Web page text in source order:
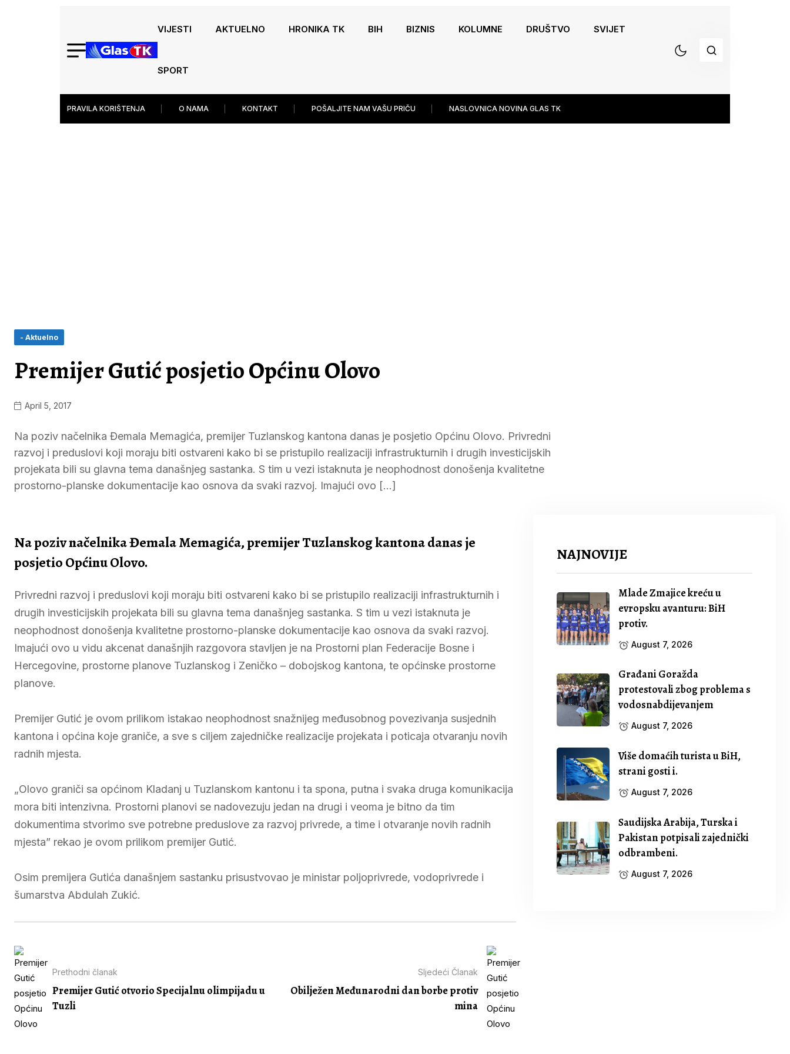
VIJESTI AKTUELNO HRONIKA TK BIH BIZNIS KOLUMNE DRUŠTVO SVIJET
SPORT
PRAVILA KORIŠTENJA O NAMA KONTAKT POŠALJITE NAM VAŠU PRIČU NASLOVNICA NOVINA GLAS TK
- Aktuelno
Premijer Gutić posjetio Općinu Olovo
April 5, 2017
Na poziv načelnika Đemala Memagića, premijer Tuzlanskog kantona danas je posjetio Općinu Olovo. Privredni
razvoj i preduslovi koji moraju biti ostvareni kako bi se pristupilo realizaciji infrastrukturnih i drugih investicijskih
projekata bili su glavna tema današnjeg sastanka. S tim u vezi istaknuta je neophodnost donošenja kvalitetne
prostorno-planske dokumentacije kao osnova da svaki razvoj. Imajući ovo […]
Na poziv načelnika Đemala Memagića, premijer Tuzlanskog kantona danas je
posjetio Općinu Olovo.
Privredni razvoj i preduslovi koji moraju biti ostvareni kako bi se pristupilo realizaciji infrastrukturnih i
drugih investicijskih projekata bili su glavna tema današnjeg sastanka. S tim u vezi istaknuta je
neophodnost donošenja kvalitetne prostorno-planske dokumentacije kao osnova da svaki razvoj.
Imajući ovo u vidu akcenat današnjih razgovora stavljen je na Prostorni plan Federacije Bosne i
Hercegovine, prostorne planove Tuzlanskog i Zeničko – dobojskog kantona, te općinske prostorne
planove.
Premijer Gutić je ovom prilikom istakao neophodnost snažnijeg međusobnog povezivanja susjednih
kantona i općina koje graniče, a sve s ciljem zajedničke realizacije projekata i poticaja otvaranju novih
radnih mjesta.
„Olovo graniči sa općinom Kladanj u Tuzlanskom kantonu i ta spona, putna i svaka druga komunikacija
mora biti intenzivna. Prostorni planovi se nadovezuju jedan na drugi i veoma je bitno da tim
dokumentima stvorimo sve potrebne preduslove za razvoj privrede, a time i otvaranje novih radnih
mjesta” rekao je ovom prilikom premijer Gutić.
Osim premijera Gutića današnjem sastanku prisustvovao je ministar poljoprivrede, vodoprivrede i
šumarstva Abdulah Zukić.
Prethodni članak
Premijer Gutić otvorio Specijalnu olimpijadu u
Tuzli
Sljedeći Članak
Obilježen Međunarodni dan borbe protiv
mina
NAJNOVIJE
Mlade Zmajice kreću u
evropsku avanturu: BiH
protiv.
August 7, 2026
Građani Goražda
protestovali zbog problema s
vodosnabdijevanjem
August 7, 2026
Više domaćih turista u BiH,
strani gosti i.
August 7, 2026
Saudijska Arabija, Turska i
Pakistan potpisali zajednički
odbrambeni.
August 7, 2026